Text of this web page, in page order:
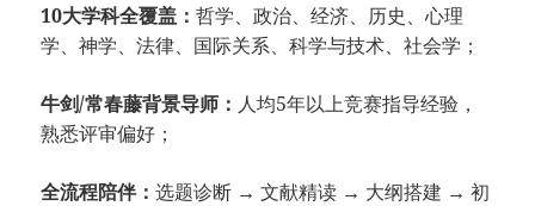
10大学科全覆盖：哲学、政治、经济、历史、心理
学、神学、法律、国际关系、科学与技术、社会学；
牛剑/常春藤背景导师： 人均5年以上竞赛指导经验，
熟悉评审偏好；
全流程陪伴：选题诊断 → 文献精读 → 大纲搭建 → 初